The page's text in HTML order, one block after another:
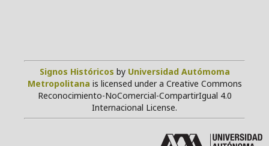
Signos Históricos by Universidad Autómoma
Metropolitana is licensed under a Creative Commons
Reconocimiento-NoComercial-CompartirIgual 4.0
Internacional License.